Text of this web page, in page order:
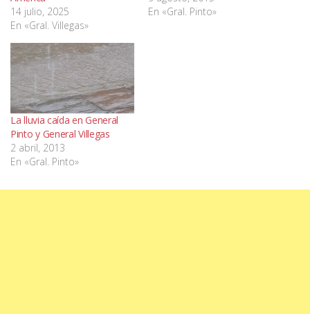
14 julio, 2025
En «Gral. Villegas»
En «Gral. Pinto»
La lluvia caída en General
Pinto y General Villegas
2 abril, 2013
En «Gral. Pinto»